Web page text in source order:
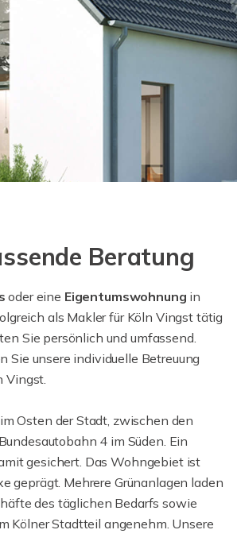
Beratung
oder eine Eigentumswohnung in
als Makler für Köln Vingst tätig
Sie persönlich und umfassend.
Sie unsere individuelle Betreuung
Vingst.
Osten der Stadt, zwischen den
4 im Süden. Ein
gesichert. Das Wohngebiet ist
geprägt. Mehrere Grünanlagen laden
des täglichen Bedarfs sowie
Kölner Stadtteil angenehm. Unsere